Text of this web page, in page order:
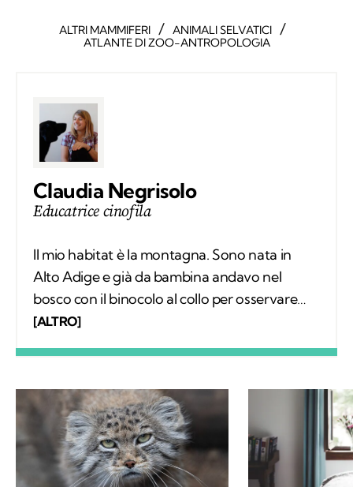
ALTRI MAMMIFERI / ANIMALI SELVATICI /
ATLANTE DI ZOO-ANTROPOLOGIA
Claudia Negrisolo
Educatrice cinofila
Il mio habitat è la montagna. Sono nata in
Alto Adige e già da bambina andavo nel
bosco con il binocolo al collo per osservare
silenziosamente i comportamenti degli
poi ho studiato etologia, sono diventata
educatrice cinofila e ho trovato il mio posto in
Trentino, sulle Dolomiti di Brenta. Ora scrivo
di animali selvatici e domestici che vivono più
o meno vicini agli esseri umani, con la
[ALTRO]